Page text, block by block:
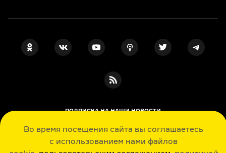
Во время посещения сайта вы соглашаетесь
с использованием нами файлов
ПОДПИСКА НА НАШИ НОВОСТИ
Я даю свое согласие на обработку